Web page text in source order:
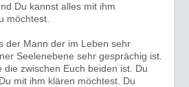
Du kannst alles mit ihm
möchtest.
der Mann der im Leben sehr
Seelenebene sehr gesprächig ist.
die zwischen Euch beiden ist. Du
mit ihm klären möchtest. Du